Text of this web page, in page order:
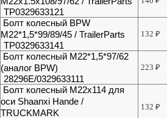
TP0329633121
Болт колесный BPW
М22*1,5*99/89/45 / TrailerParts
TP0329633141
132₽
Болт колесный М22*1,5*97/62
(аналог BPW)
28296E/0329633111
223₽
Болт колесный М22х114 для
оси Shaanxi Hande /
TRUCKMARK
132₽